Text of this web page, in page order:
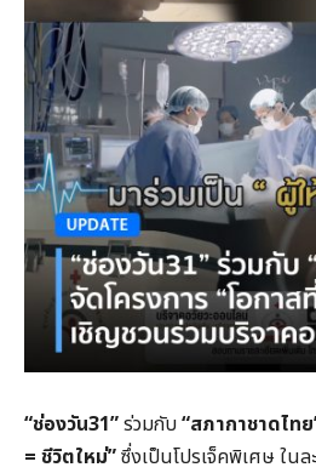
“ช่องวัน31”ร่วมกับ“สภากาชาดไท
= ชีวิตใหม่”ซึ่งเป็นโปรเจ็คพิเศษ ในล